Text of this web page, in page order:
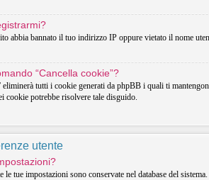
abbia bannato il tuo indirizzo IP oppure vietato il nome
“Cancella cookie”?
tutti i cookie generati da phpBB i quali ti
cookie potrebbe risolvere tale disguido.
utente
le tue impostazioni sono conservate nel database del